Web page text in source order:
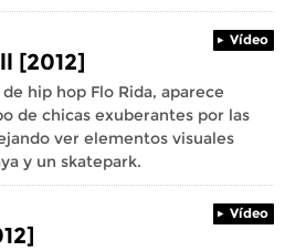
Vídeo
[2012]
hip hop Flo Rida, aparece
de chicas exuberantes por las
ver elementos visuales
y un skatepark.
Vídeo